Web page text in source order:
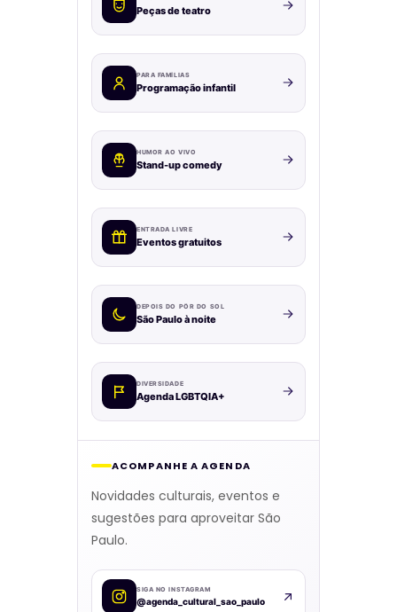
Peças de teatro
PARA FAMÍLIAS
Programação infantil
HUMOR AO VIVO
Stand-up comedy
ENTRADA LIVRE
Eventos gratuitos
DEPOIS DO PÔR DO SOL
São Paulo à noite
DIVERSIDADE
Agenda LGBTQIA+
ACOMPANHE A AGENDA
Novidades culturais, eventos e
sugestões para aproveitar São
Paulo.
SIGA NO INSTAGRAM
@agenda_cultural_sao_paulo